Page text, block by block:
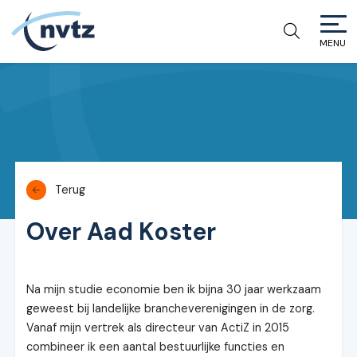
NVTZ
MENU
Terug
Over Aad Koster
Na mijn studie economie ben ik bijna 30 jaar werkzaam
geweest bij landelijke brancheverenigingen in de zorg.
Vanaf mijn vertrek als directeur van ActiZ in 2015
combineer ik een aantal bestuurlijke functies en